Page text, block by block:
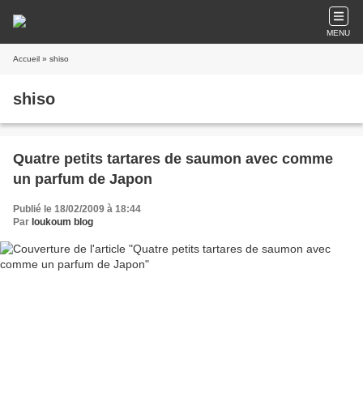
MENU
Accueil » shiso
shiso
Quatre petits tartares de saumon avec comme
un parfum de Japon
Publié le 18/02/2009 à 18:44
Par loukoum blog